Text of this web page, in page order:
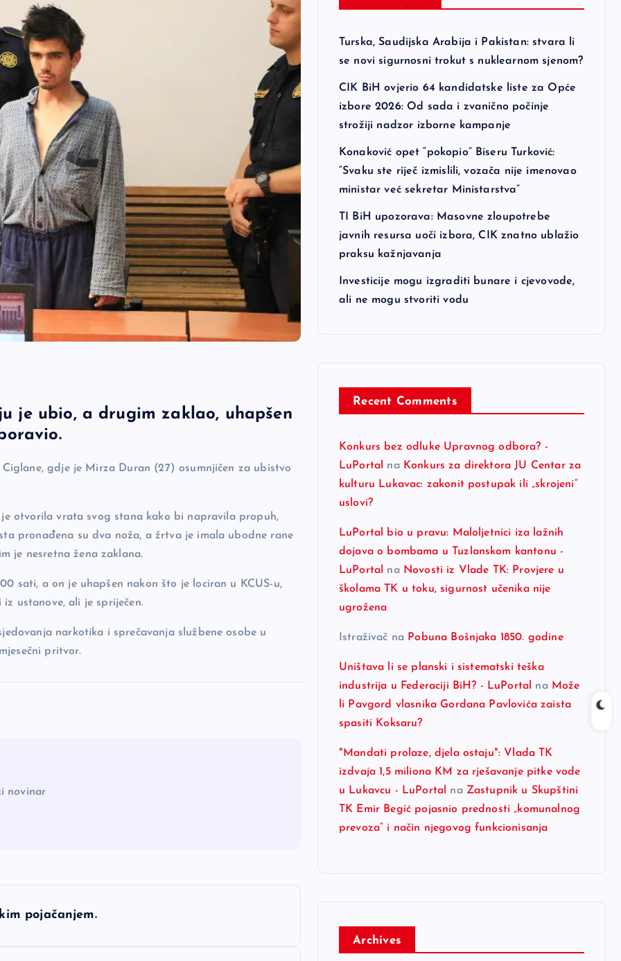
je ubio, a drugim zaklao, uhapšen
gdje je Mirza Duran (27) osumnjičen za ubistvo
otvorila vrata svog stana kako bi napravila propuh,
pronađena su dva noža, a žrtva je imala ubodne rane
je nesretna žena zaklana.
sati, a on je uhapšen nakon što je lociran u KCUS-u,
ustanove, ali je spriječen.
narkotika i sprečavanja službene osobe u
pritvor.
novinar
pojačanjem.
Turska, Saudijska Arabija i Pakistan: stvara li
se novi sigurnosni trokut s nuklearnom sjenom?
CIK BiH ovjerio 64 kandidatske liste za Opće
izbore 2026: Od sada i zvanično počinje
strožiji nadzor izborne kampanje
Konaković opet “pokopio” Biseru Turković:
“Svaku ste riječ izmislili, vozača nije imenovao
ministar već sekretar Ministarstva”
TI BiH upozorava: Masovne zloupotrebe
javnih resursa uoči izbora, CIK znatno ublažio
praksu kažnjavanja
Investicije mogu izgraditi bunare i cjevovode,
ali ne mogu stvoriti vodu
Recent Comments
Konkurs bez odluke Upravnog odbora? -
LuPortal
na Konkurs za direktora JU Centar za
kulturu Lukavac: zakonit postupak ili „skrojeni“
uslovi?
LuPortal bio u pravu: Maloljetnici iza lažnih
dojava o bombama u Tuzlanskom kantonu -
LuPortal
na Novosti iz Vlade TK: Provjere u
školama TK u toku, sigurnost učenika nije
ugrožena
Istraživač na Pobuna Bošnjaka 1850. godine
Uništava li se planski i sistematski teška
industrija u Federaciji BiH? - LuPortal
na Može
li Pavgord vlasnika Gordana Pavlovića zaista
spasiti Koksaru?
"Mandati prolaze, djela ostaju": Vlada TK
izdvaja 1,5 miliona KM za rješavanje pitke vode
u Lukavcu - LuPortal
na Zastupnik u Skupštini
TK Emir Begić pojasnio prednosti „komunalnog
prevoza“ i način njegovog funkcionisanja
Archives